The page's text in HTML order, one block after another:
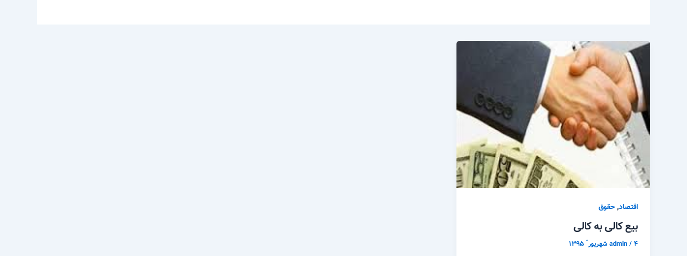
اقتصاد,حقوق
بیع کالی به کالی
admin/۴ شهریور ّ ۱۳۹۵